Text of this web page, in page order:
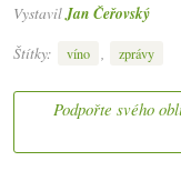
Vystavil Jan Čeřovský
Štítky:
víno , zprávy
Podpořte svého